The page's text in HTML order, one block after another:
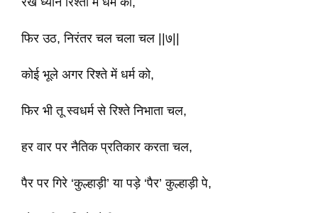
फिर उठ, निरंतर चल चला चल ||७||
कोई भूले अगर रिश्ते में धर्म को,
फिर भी तू स्वधर्म से रिश्ते निभाता चल,
हर वार पर नैतिक प्रतिकार करता चल,
पैर पर गिरे ‘कुल्हाड़ी’ या पड़े ‘पैर’ कुल्हाड़ी पे,